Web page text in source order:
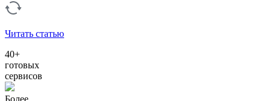
Читать статью
40+
готовых
сервисов
Более